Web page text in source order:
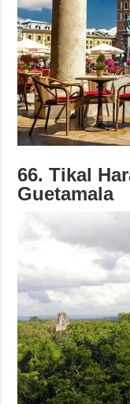
66. Tikal
Guetamala